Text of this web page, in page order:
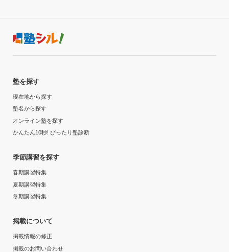
塾を探す
現在地から探す
塾名から探す
オンライン塾を探す
かんたん10秒! ぴったり塾診断
季節講習を探す
春期講習特集
夏期講習特集
冬期講習特集
掲載について
掲載情報の修正
掲載のお問い合わせ